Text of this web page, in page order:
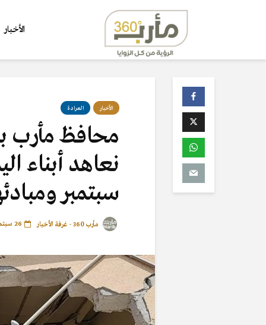
الأخبار
الأخبار العرادة
محافظ مأرب
نعاهد أبناء
سبتمبر
مأرب 360 - غرفة الأخبار 26 سبتمبر، 2021